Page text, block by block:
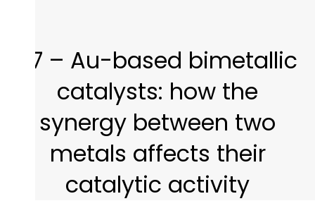
37 – Au-based bimetallic
catalysts: how the
synergy between two
metals affects their
catalytic activity